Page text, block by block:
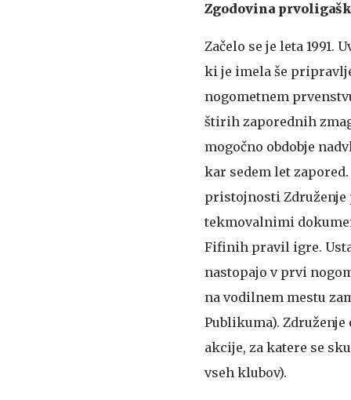
Zgodovina
Začelo se je leta
ki je imela še
nogometnem
štirih zaporednih
mogočno obdobje
kar sedem let
pristojnosti Združenje
tekmovalnimi
Fifinih pravil igre.
nastopajo v prvi
na vodilnem mestu
Publikuma).
akcije, za katere se
vseh klubov).